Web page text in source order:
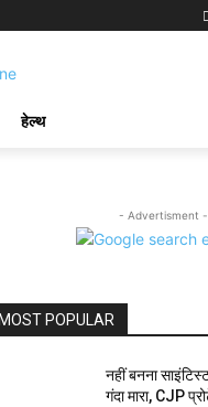
हेल्थ
- Advertisment -
MOST POPULAR
नहीं बनना
गंदा मारा, CJP